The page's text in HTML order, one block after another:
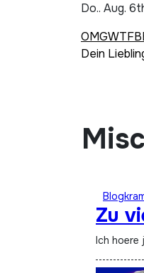
Do.. Aug.
Dein
Zu
Ich